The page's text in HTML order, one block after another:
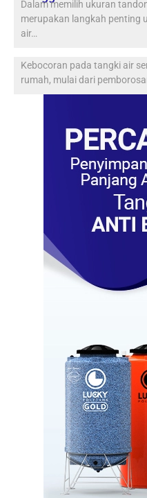
Dalam memilih ukuran
merupakan langkah penting
air…
Kebocoran pada tangki air
rumah, mulai dari